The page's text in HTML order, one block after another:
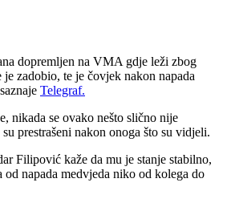
dopremljen na VMA gdje leži zbog
zadobio, te je čovjek nakon napada
Telegraf.
nikada se ovako nešto slično nije
prestrašeni nakon onoga što su vidjeli.
Filipović kaže da mu je stanje stabilno,
napada medvjeda niko od kolega do